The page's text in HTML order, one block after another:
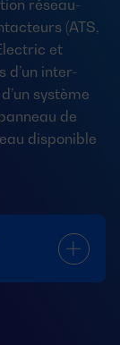
réseau-
(ATS,
et
d’un inter-
système
de
disponible